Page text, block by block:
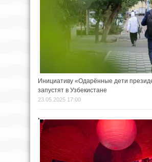
Инициативу «Одарённые дети
запустят в Узбекистане
23.05.2025 17:00